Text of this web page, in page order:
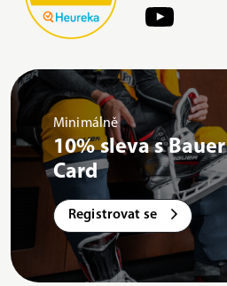
Minimálně
10% sleva s Bauer
Card
Registrovat se